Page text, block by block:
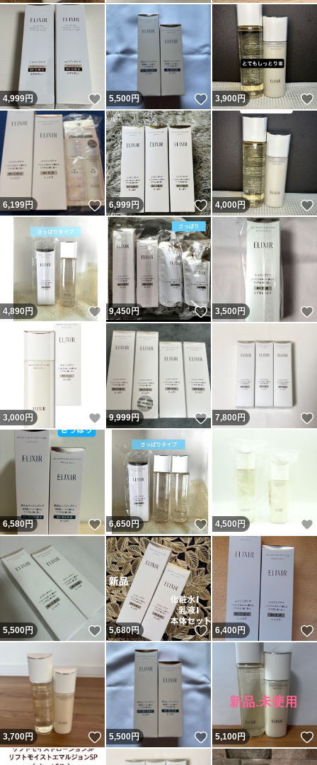
4,999円 いいね！
5,500円 いいね！
3,900円
6,199円 いいね！
6,999円 いいね！
4,000円
4,890円 いいね！
9,450円 いいね！
3,500円
3,000 円 いいね！
9,999円 いいね！
7,800 円
6,580円 いいね！
6,650円 いいね！
4,500円
5,500円 いいね！
5,680円 いいね！
6,400円
3,700円 いいね！
5,500円 いいね！
5,100円